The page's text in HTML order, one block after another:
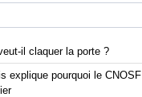
il claquer la porte ?
explique pourquoi le CNOSF